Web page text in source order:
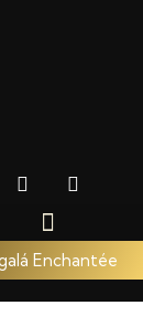
Enchantée